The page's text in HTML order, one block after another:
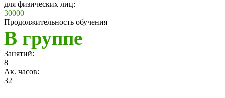
для физических лиц:
30000
Продолжительность обучения
В группе
Занятий:
8
Ак. часов:
32